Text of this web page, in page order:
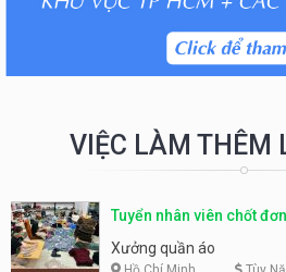
VIỆC LÀM THÊM
Tuyển nhân viên chốt
Xưởng quần áo